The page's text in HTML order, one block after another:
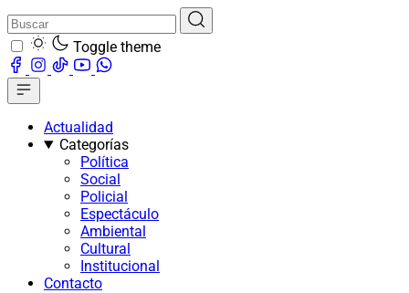
Toggle theme
Actualidad
Categorías
Política
Social
Policial
Espectáculo
Ambiental
Cultural
Institucional
Contacto